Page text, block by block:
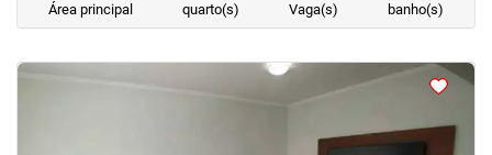
Área principal
quarto(s)
Vaga(s)
banho(s)
<